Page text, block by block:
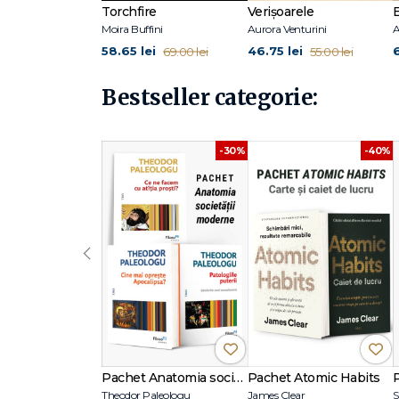
Într-o pădure întunecată – Ruth Ware
Ruth Ware explorează psihologia personajelor în
Torchfire
Moira Buffini
58.65 lei 69.00 lei
Verișoarele
Aurora Venturini
46.75 lei 55.00 lei
Bestseller categorie:
-30%
Pachet Anatomia societății moderne
Theodor Paleologu
-40%
Pachet Atomic Habits
James Clear
‹